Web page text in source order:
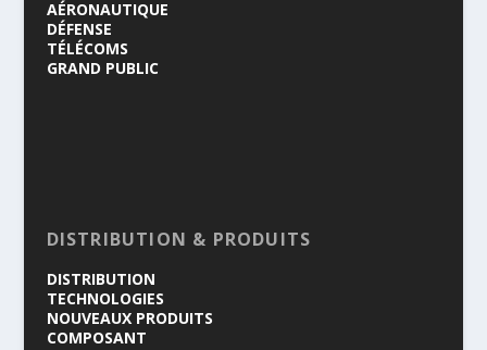
AÉRONAUTIQUE
DÉFENSE
TÉLÉCOMS
GRAND PUBLIC
DISTRIBUTION & PRODUITS
DISTRIBUTION
TECHNOLOGIES
NOUVEAUX PRODUITS
COMPOSANT